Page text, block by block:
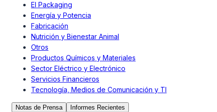
El Packaging
Energía y Potencia
Fabricación
Nutrición y Bienestar Animal
Otros
Productos Químicos y Materiales
Sector Eléctrico y Electrónico
Servicios Financieros
Tecnología, Medios de Comunicación y TI
Notas de Prensa Informes Recientes